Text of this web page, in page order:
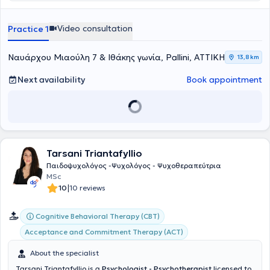
στη σχολική ηλικία και η εκπαίδευση ενηλίκων.
εκπαίδευσης μέσω κοινωνικών και εκπαιδευτικών οργανισμών.
την ψυχική υγεία των παιδιών και την προστασία ευάλωτων
οικογένειας, προσφέρει εξατομικευμένη υποστήριξη με στόχο την
ενίσχυση της συναισθηματικής ανάπτυξης, της ανθεκτικότητας και
της ψυχικής ευημερίας.
Practice 1 Video consultation
Ναυάρχου Μιαούλη 7 & Ιθάκης γωνία, Pallini, ΑΤΤΙΚΗ 13,8 km
Next availability Book appointment
Tarsani Triantafyllio
Παιδοψυχολόγος -Ψυχολόγος - Ψυχοθεραπεύτρια
MSc
10|10 reviews
Cognitive Behavioral Therapy (CBT)
Acceptance and Commitment Therapy (ACT)
About the specialist